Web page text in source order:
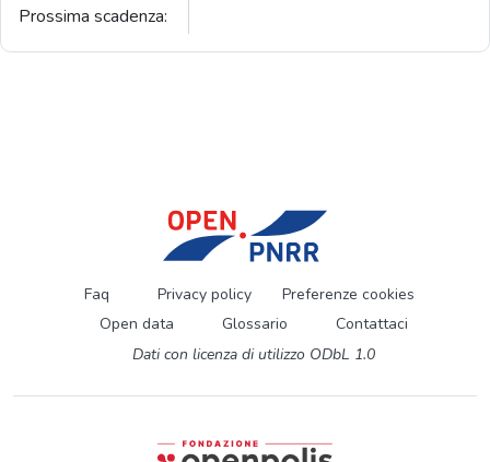
Prossima scadenza:
Faq Privacy policy
Preferenze cookies
Open data
Glossario
Contattaci
Dati con licenza di utilizzo ODbL 1.0